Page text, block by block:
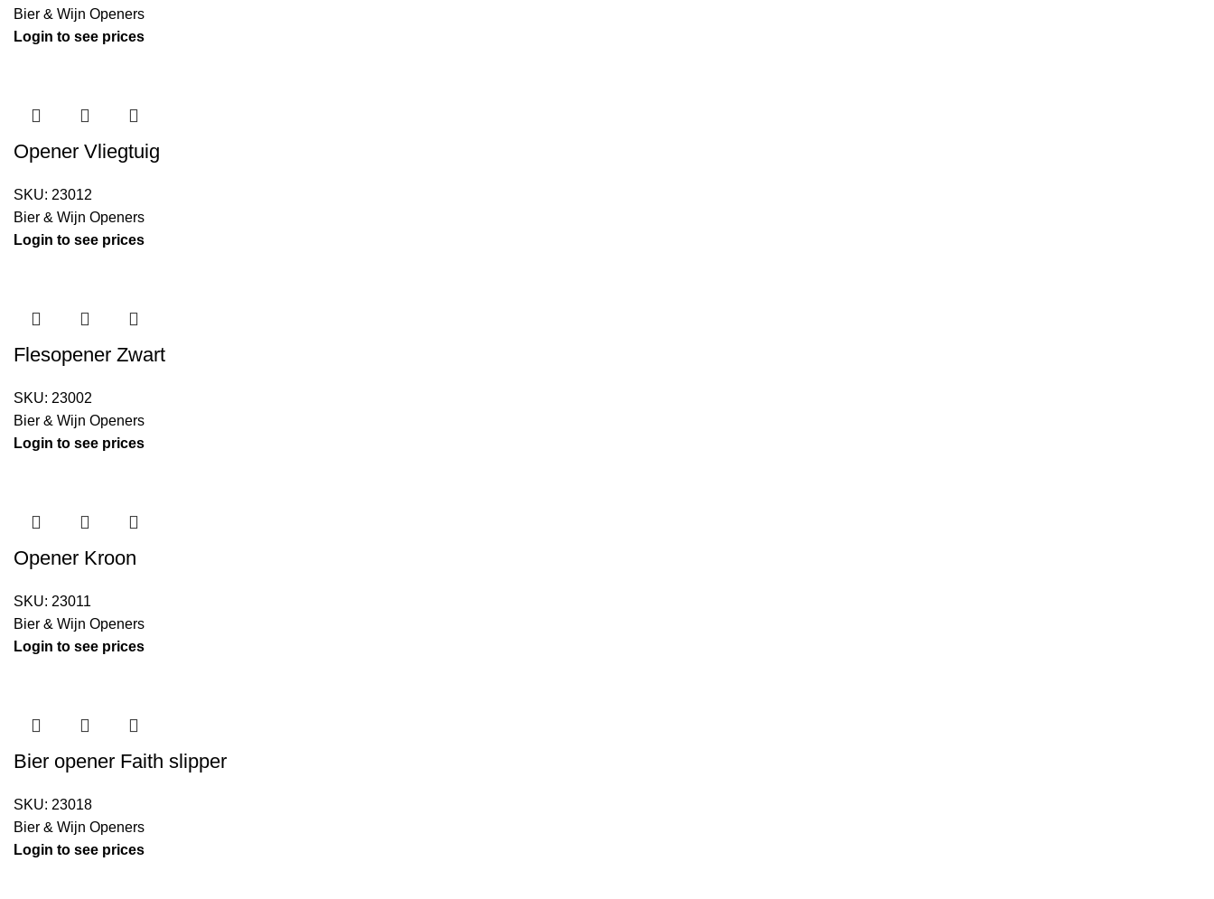
Bier & Wijn Openers
Login to see prices
Opener Vliegtuig
SKU: 23012
Bier & Wijn Openers
Login to see prices
Flesopener Zwart
SKU: 23002
Bier & Wijn Openers
Login to see prices
Opener Kroon
SKU: 23011
Bier & Wijn Openers
Login to see prices
Bier opener Faith slipper
SKU: 23018
Bier & Wijn Openers
Login to see prices